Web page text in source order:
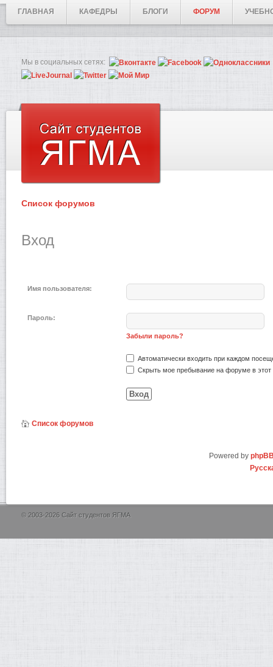
ГЛАВНАЯ КАФЕДРЫ БЛОГИ ФОРУМ
Мы в социальных сетях:
Список форумов
Вход
Имя пользователя:
Пароль:
Забыли пароль?
Автоматически входить при каждом
Скрыть мое пребывание на форуме в этот
Список форумов
Powered by
© 2003-2026 Сайт студентов ЯГМА